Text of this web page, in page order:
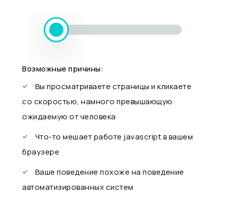
Возможные причины:
Вы просматриваете страницы и кликаете
со скоростью, намного превышающую
ожидаемую от человека
Что-то мешает работе javascript в вашем
браузере
Ваше поведение похоже на поведение
автоматизированных систем